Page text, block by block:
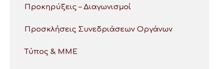
Προκηρύξεις – Διαγωνισμοί
Προσκλήσεις Συνεδριάσεων Οργάνων
Τύπος & ΜΜΕ